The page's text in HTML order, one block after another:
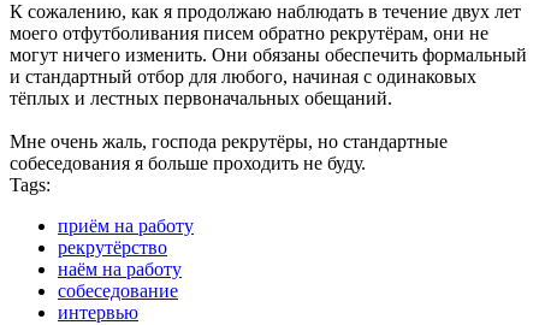
К сожалению, как я продолжаю наблюдать в течение двух лет
моего отфутболивания писем обратно рекрутёрам, они не
могут ничего изменить. Они обязаны обеспечить формальный
и стандартный отбор для любого, начиная с одинаковых
тёплых и лестных первоначальных обещаний.
Мне очень жаль, господа рекрутёры, но стандартные
собеседования я больше проходить не буду.
Tags:
приём на работу
рекрутёрство
наём на работу
собеседование
интервью